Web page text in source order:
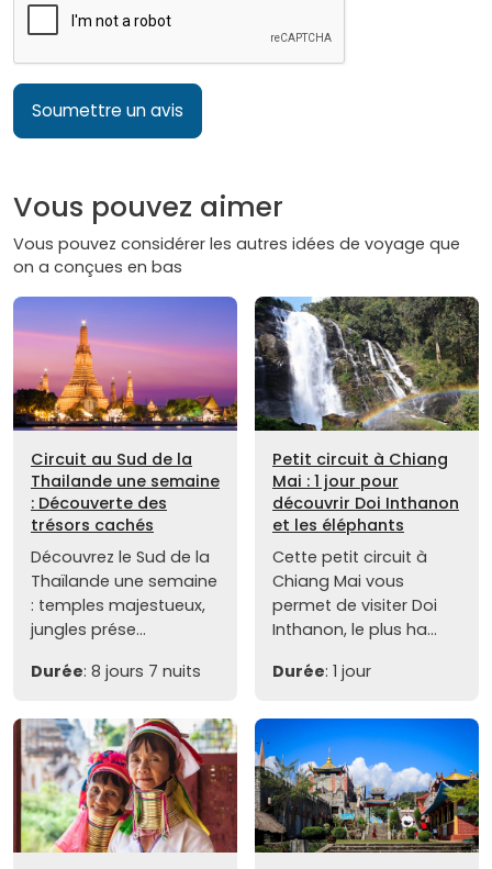
Soumettre un avis
Vous pouvez aimer
Vous pouvez considérer les autres idées de voyage que
on a conçues en bas
Circuit au Sud de la
Thailande une semaine
: Découverte des
trésors cachés
Découvrez le Sud de la
Thaïlande une semaine
: temples majestueux,
jungles prése...
Durée: 8 jours 7 nuits
Petit circuit à Chiang
Mai : 1 jour pour
découvrir Doi Inthanon
et les éléphants
Cette petit circuit à
Chiang Mai vous
permet de visiter Doi
Inthanon, le plus ha...
Durée: 1 jour